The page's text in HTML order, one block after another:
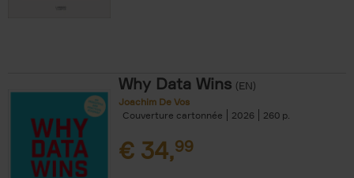
Why Data Wins (EN)
Joachim De Vos
Couverture cartonnée
2026 260
€ 34,99